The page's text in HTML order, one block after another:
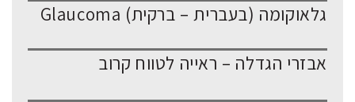
גלאוקומה (בעברית – ברקית) Glaucoma
אבזרי הגדלה – ראייה לטווח קרוב